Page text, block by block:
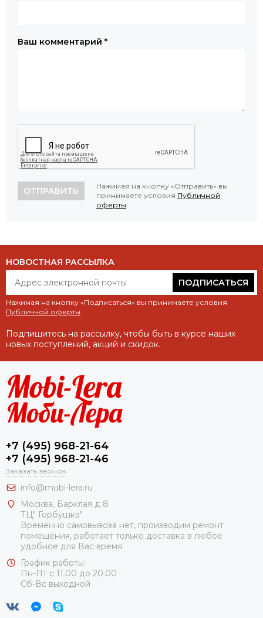
Ваш комментарий *
ОТПРАВИТЬ
Нажимая на кнопку «Отправить» вы
принимаете условия Публичной
оферты
НОВОСТНАЯ РАССЫЛКА
ПОДПИСАТЬСЯ
Нажимая на кнопку «Подписаться» вы принимаете условия
Публичной оферты
Подпишитесь на рассылку, чтобы быть в курсе наших
новых поступлений, акций и скидок.
+7 (495) 968-21-64
+7 (495) 968-21-46
Заказать звонок
info@mobi-lera.ru
Москва, Барклая д 8
ТЦ" Горбушка"
Временно самовывоза нет, производим ремонт
помещения, работает только доставка в любое
удобное для Вас время.
График работы:
Пн-Пт с 11.00 до 20.00
Сб-Вс выходной